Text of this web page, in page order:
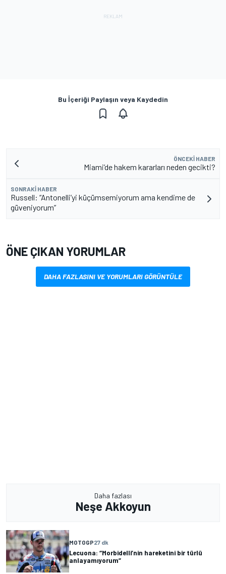
Bu İçeriği Paylaşın veya Kaydedin
ÖNCEKI HABER
Miami’de hakem kararları neden gecikti?
SONRAKI HABER
Russell: “Antonelli’yi küçümsemiyorum ama kendime de
güveniyorum”
ÖNE ÇIKAN YORUMLAR
DAHA FAZLASINI VE YORUMLARI GÖRÜNTÜLE
Daha fazlası
Neşe Akkoyun
MOTOGP27 dk
Lecuona: “Morbidelli’nin hareketini bir türlü
anlayamıyorum”